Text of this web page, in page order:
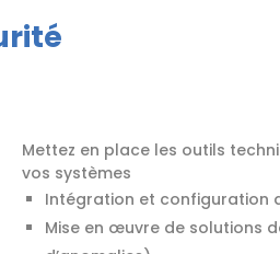
Mettez en place les outils
vos systèmes
Intégration et configuration
Mise en œuvre de solutions